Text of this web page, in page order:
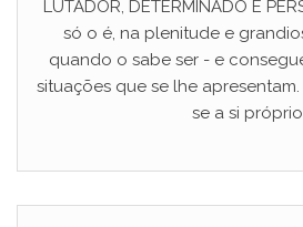
LUTADOR, DETERMINADO E
só o é, na plenitude e
quando o sabe ser - e
situações que se lhe
se a si